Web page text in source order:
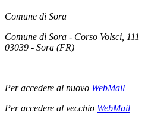
Comune di Sora
Comune di Sora - Corso Volsci, 111
03039 - Sora (FR)
Per accedere al nuovo WebMail
Per accedere al vecchio WebMail